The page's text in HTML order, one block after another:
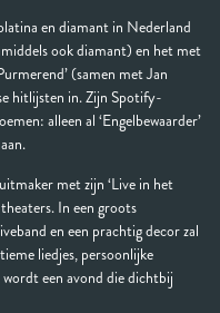
en diamant in Nederland
ook diamant) en het met
(samen met Jan
hitlijsten in. Zijn Spotify-
alleen al ‘Engelbewaarder’
met zijn ‘Live in het
In een groots
en een prachtig decor zal
liedjes, persoonlijke
een avond die dichtbij